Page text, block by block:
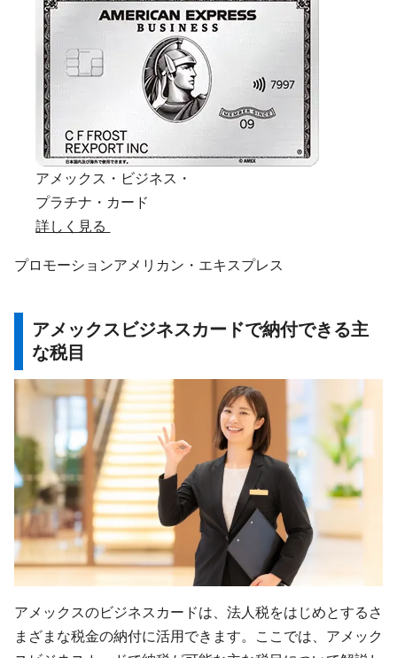
アメックス・ビジネス・
プラチナ・カード
詳しく見る
プロモーションアメリカン・エキスプレス
アメックスビジネスカードで納付できる主
な税目
アメックスのビジネスカードは、法人税をはじめとするさ
まざまな税金の納付に活用できます。ここでは、アメック